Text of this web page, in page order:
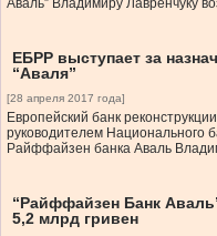
Аваль” Владимиру Лавренчуку
ЕБРР выступает за
“Аваля”
[28 апреля 2017 года]
Европейский банк
руководителем Национального
Райффайзен банка Аваль
“Райффайзен Банк
5,2 млрд гривен